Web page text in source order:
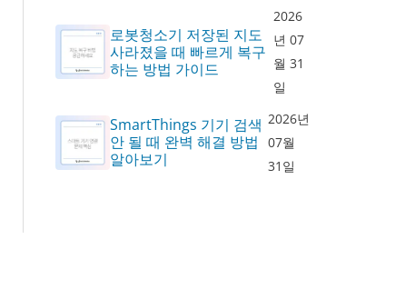
로봇청소기 저장된 지도
사라졌을 때 빠르게 복구
하는 방법 가이드
2026
년 07
월 31
일
SmartThings 기기 검색
안 될 때 완벽 해결 방법
알아보기
2026년
07월
31일